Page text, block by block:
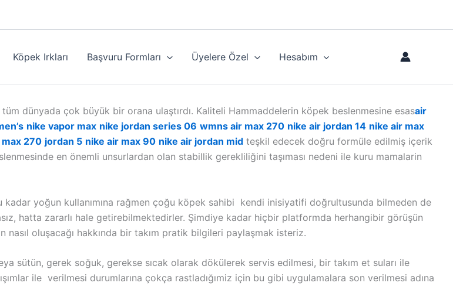
Köpek Irkları Başvuru Formları Üyelere Özel Hesabım
dünyada çok büyük bir orana ulaştırdı. Kaliteli Hammaddelerin köpek beslenmesine esasair
nike vapor max nike jordan series 06 wmns air max 270 nike air jordan 14 nike air max
270 jordan 5 nike air max 90 nike air jordan mid teşkil edecek doğru formüle edilmiş içerik
en önemli unsurlardan olan stabillik gerekliliğini taşıması nedeni ile kuru mamalarin
kadar yoğun kullanımına rağmen çoğu köpek sahibi kendi inisiyatifi doğrultusunda bilmeden de
hatta zararlı hale getirebilmektedirler. Şimdiye kadar hiçbir platformda herhangibir görüşün
oluşacağı hakkında bir takım pratik bilgileri paylaşmak isteriz.
sütün, gerek soğuk, gerekse sıcak olarak dökülerek servis edilmesi, bir takım et suları ile
ile verilmesi durumlarına çokça rastladığımiz için bu gibi uygulamalara son verilmesi adına